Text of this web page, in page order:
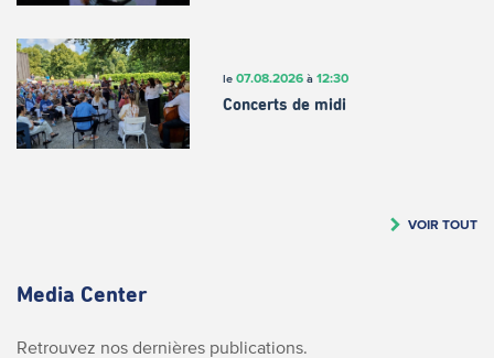
le 07.08.2026à 12:30
Concerts de midi
VOIR TOUT
Media Center
Retrouvez nos dernières publications.